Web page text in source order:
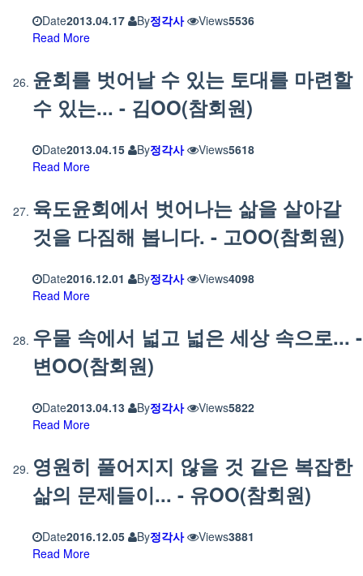
Date2013.04.17 By정각사 Views5536
Read More
윤회를 벗어날 수 있는 토대를 마련할
수 있는... - 김OO(참회원)
Date2013.04.15 By정각사 Views5618
Read More
육도윤회에서 벗어나는 삶을 살아갈
것을 다짐해 봅니다. - 고OO(참회원)
Date2016.12.01 By정각사 Views4098
Read More
우물 속에서 넓고 넓은 세상 속으로... -
변OO(참회원)
Date2013.04.13 By정각사 Views5822
Read More
영원히 풀어지지 않을 것 같은 복잡한
삶의 문제들이... - 유OO(참회원)
Date2016.12.05 By정각사 Views3881
Read More